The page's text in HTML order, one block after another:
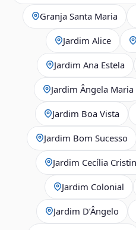
Granja Santa Maria
Jardim Alice
Jardim Ana Estela
Jardim Ângela Maria
Jardim Boa Vista
Jardim Bom Sucesso
Jardim Cecília
Jardim Colonial
Jardim D’Ângelo